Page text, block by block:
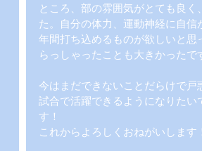
ところ、部の雰囲気がとても良
た。自分の体力、運動神経に自
年間打ち込めるものが欲しいと
らっしゃったことも大きかったで
今はまだできないことだらけで
試合で活躍できるようになりたい
す！
これからよろしくおねがいします